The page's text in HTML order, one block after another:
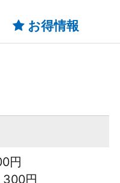
お得情報
円
円